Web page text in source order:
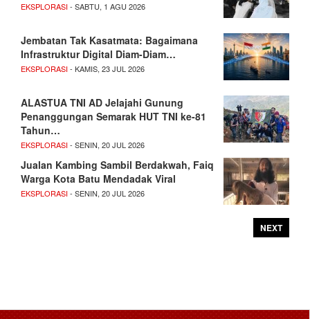
EKSPLORASI- SABTU, 1 AGU 2026
Jembatan Tak Kasatmata: Bagaimana
Infrastruktur Digital Diam-Diam…
EKSPLORASI- KAMIS, 23 JUL 2026
ALASTUA TNI AD Jelajahi Gunung
Penanggungan Semarak HUT TNI ke-81
Tahun…
EKSPLORASI- SENIN, 20 JUL 2026
Jualan Kambing Sambil Berdakwah, Faiq
Warga Kota Batu Mendadak Viral
EKSPLORASI- SENIN, 20 JUL 2026
NEXT